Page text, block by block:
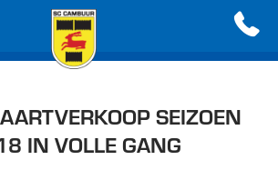
SEIZOEN
IN VOLLE GANG